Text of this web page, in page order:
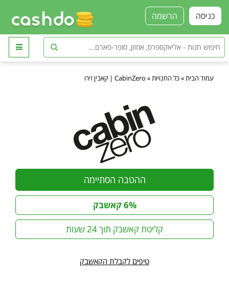
הרשמה כניסה
עמוד הבית »כל החנויות » CabinZero | קאבין זירו
ההטבה הסתיימה
6% קאשבק
קליטת קאשבק תוך 24 שעות
טיפים לקבלת הקאשבק